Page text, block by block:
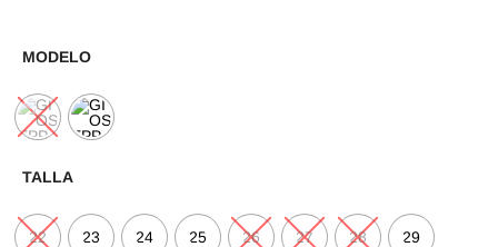
MODELO
TALLA
22 23 24 25 26 27 28 29